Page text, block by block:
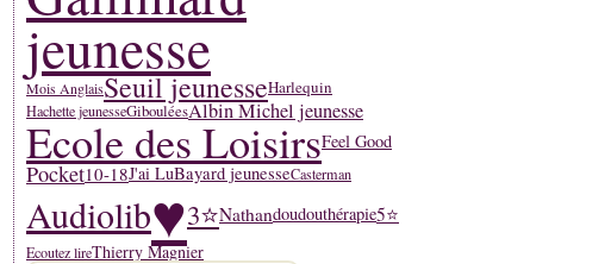
jeunesse
Mois AnglaisSeuil jeunesseHarlequin
Hachette jeunesseGibouléesAlbin Michel jeunesse
Ecole des LoisirsFeel Good
Pocket10-18J'ai LuBayard jeunesseCasterman
Audiolib♥3⭐Nathandoudouthérapie5⭐
Ecoutez lireThierry Magnier